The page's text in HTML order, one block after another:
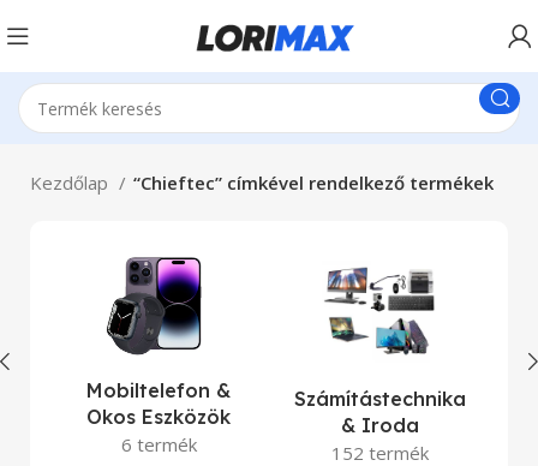
Kezdőlap “Chieftec” címkével rendelkező termékek
Mobiltelefon &
Okos Eszközök
6 termék
Számítástechnika
& Iroda
152 termék